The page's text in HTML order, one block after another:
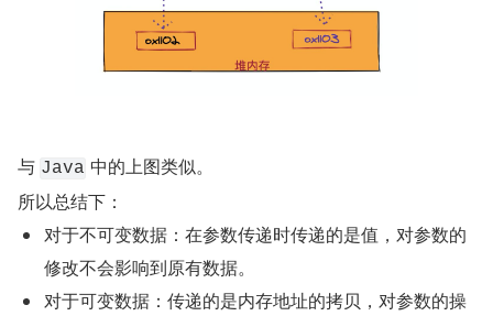
与 Java 中的上图类似。
所以总结下：
对于不可变数据：在参数传递时传递的是值，对参数的
修改不会影响到原有数据。
对于可变数据：传递的是内存地址的拷贝，对参数的操